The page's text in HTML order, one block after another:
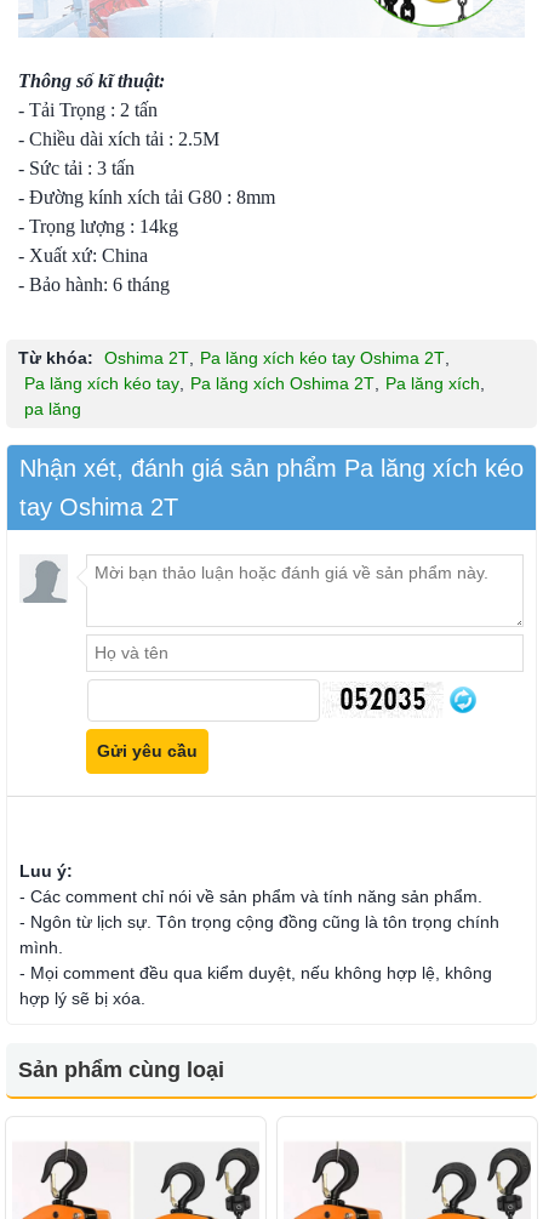
Thông số kĩ thuật:
- Tải Trọng : 2 tấn
- Chiều dài xích tải : 2.5M
- Sức tải : 3 tấn
- Đường kính xích tải G80 : 8mm
- Trọng lượng : 14kg
- Xuất xứ: China
- Bảo hành: 6 tháng
Từ khóa: Oshima 2T Pa lăng xích kéo tay Oshima 2T
Pa lăng xích kéo tay
Pa lăng xích Oshima 2T Pa lăng xích
pa lăng
Nhận xét, đánh giá sản phẩm Pa lăng xích kéo
tay Oshima 2T
Luu ý:
- Các comment chỉ nói về sản phẩm và tính năng sản phẩm.
- Ngôn từ lịch sự. Tôn trọng cộng đồng cũng là tôn trọng chính
mình.
- Mọi comment đều qua kiểm duyệt, nếu không hợp lệ, không
hợp lý sẽ bị xóa.
Sản phẩm cùng loại